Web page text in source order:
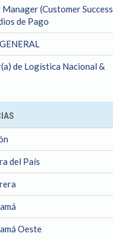
(Customer Success
de Pago
de Logística Nacional &
del País
Oeste